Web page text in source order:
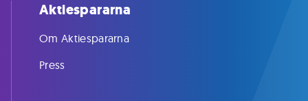
Aktiespararna
Om Aktiespararna
Press